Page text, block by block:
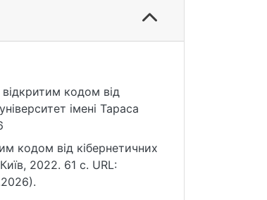
кодом від
імені Тараса
кодом від кібернетичних
2022. 61 с. URL: